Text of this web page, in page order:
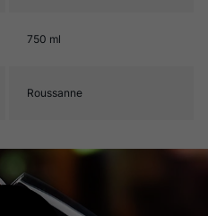
750 ml
Roussanne